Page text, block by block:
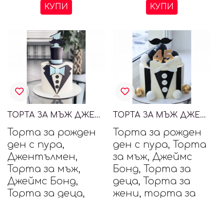
КУПИ КУПИ
ТОРТА ЗА МЪЖ ДЖЕНТЪЛМЕН
Торта за рожден
ден с пура,
Джентълмен,
Торта за мъж,
Джеймс Бонд,
Торта за деца,
ТОРТА ЗА МЪЖ ДЖЕЙМС БОНД, JAMES BOND
Торта за рожден
ден с пура, Торта
за мъж, Джеймс
Бонд, Торта за
деца, Торта за
жени, торта за